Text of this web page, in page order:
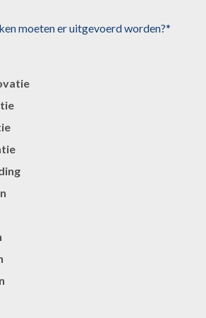
moeten er uitgevoerd worden?*